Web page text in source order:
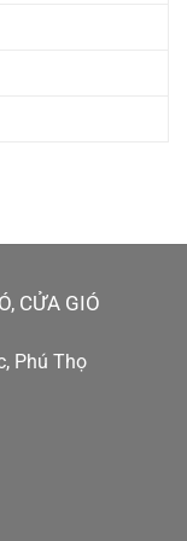
CỬA GIÓ
Phú Thọ